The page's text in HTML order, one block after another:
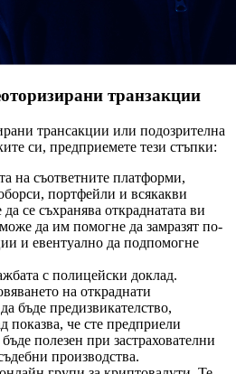
транзакции
трансакции или подозрителна
си, предприемете тези стъпки:
на съответните платформи,
портфейли и всякакви
се съхранява откраднатата ви
да им помогне да замразят по-
и евентуално да подпомогне
с полицейски доклад.
на откраднати
бъде предизвикателство,
показва, че сте предприели
полезен при застрахователни
производства.